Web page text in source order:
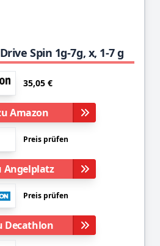
Spin 1g-7g, x, 1-7 g
35,05 €
Amazon
Preis prüfen
Angelplatz
Preis prüfen
Decathlon